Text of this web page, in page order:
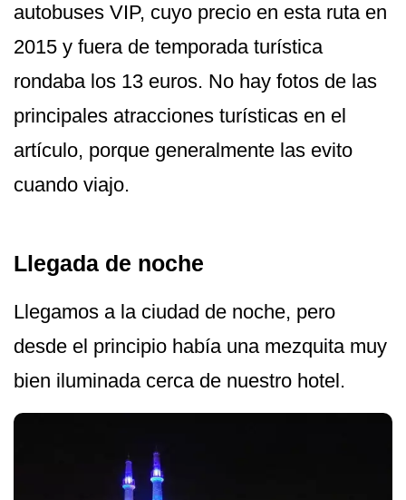
autobuses VIP, cuyo precio en esta ruta en
2015 y fuera de temporada turística
rondaba los 13 euros. No hay fotos de las
principales atracciones turísticas en el
artículo, porque generalmente las evito
cuando viajo.
Llegada de noche
Llegamos a la ciudad de noche, pero
desde el principio había una mezquita muy
bien iluminada cerca de nuestro hotel.